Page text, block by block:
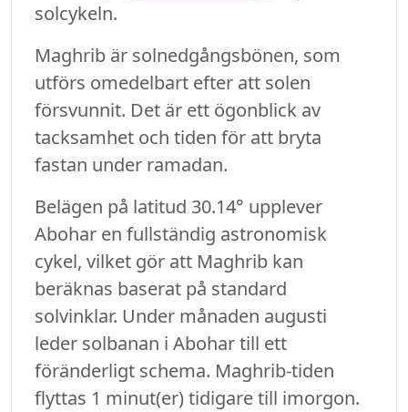
solcykeln.
Maghrib är solnedgångsbönen, som
utförs omedelbart efter att solen
försvunnit. Det är ett ögonblick av
tacksamhet och tiden för att bryta
fastan under ramadan.
Belägen på latitud 30.14° upplever
Abohar en fullständig astronomisk
cykel, vilket gör att Maghrib kan
beräknas baserat på standard
solvinklar. Under månaden augusti
leder solbanan i Abohar till ett
föränderligt schema. Maghrib-tiden
flyttas 1 minut(er) tidigare till imorgon.